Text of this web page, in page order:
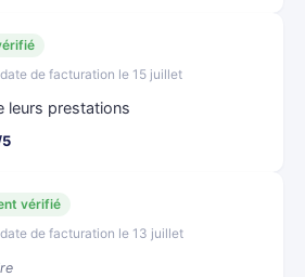
de facturation le 15 juillet
leurs prestations
vérifié
de facturation le 13 juillet